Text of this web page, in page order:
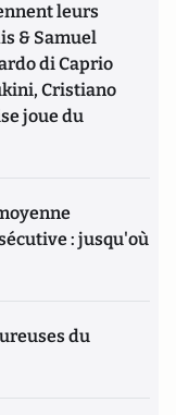
leurs
& Samuel
di Caprio
Cristiano
joue du
: jusqu'où
du